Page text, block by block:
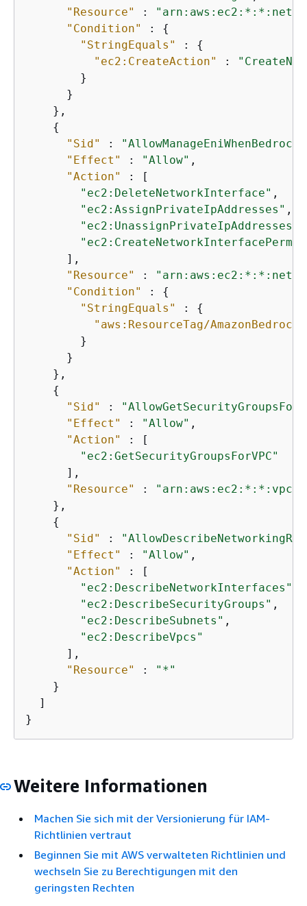
"Resource"
:
"Condition"
: {
"StringEquals"
: {
"ec2:CreateAction"
:
        }
      }
    },
{
"Sid"
:
"Effect"
: "Allow" ,
"Action"
: [
"ec2:DeleteNetworkInterface" ,
"ec2:AssignPrivateIpAddresses" ,
"ec2:UnassignPrivateIpAddresses"
      ],
"Resource"
:
"Condition"
: {
"StringEquals"
: {
"aws:ResourceTag/
        }
      }
    },
{
"Sid"
:
"Effect"
: "Allow" ,
"Action"
: [
"ec2:GetSecurityGroupsForVPC"
      ],
"Resource"
:
"arn:aws:ec2:*:*:vpc/
    },
{
"Sid"
:
"Effect"
: "Allow" ,
"Action"
: [
"ec2:DescribeNetworkInterfaces"
"ec2:DescribeSecurityGroups" ,
"ec2:DescribeSubnets" ,
"ec2:DescribeVpcs"
      ],
"Resource"
:
"*"
    }
  ]
}
Weitere Informationen
Machen Sie sich mit der Versionierung für IAM-
Richtlinien vertraut
Beginnen Sie mit AWS verwalteten Richtlinien und
wechseln Sie zu Berechtigungen mit den
geringsten Rechten